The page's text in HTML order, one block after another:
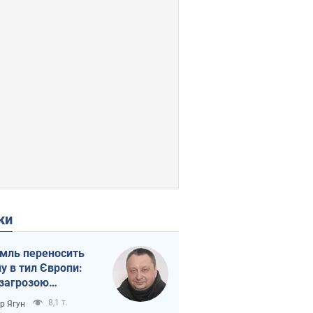
переносить
в тил Європи:
логістика
Ягун 8,1 т.